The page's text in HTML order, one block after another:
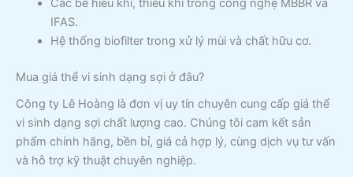
Các bể hiếu khí, thiếu khí trong công nghệ MBBR và
IFAS.
Hệ thống biofilter trong xử lý mùi và chất hữu cơ.
Mua giá thể vi sinh dạng sợi ở đâu?
Công ty Lê Hoàng là đơn vị uy tín chuyên cung cấp giá thể
vi sinh dạng sợi chất lượng cao. Chúng tôi cam kết sản
phẩm chính hãng, bền bỉ, giá cả hợp lý, cùng dịch vụ tư vấn
và hỗ trợ kỹ thuật chuyên nghiệp.